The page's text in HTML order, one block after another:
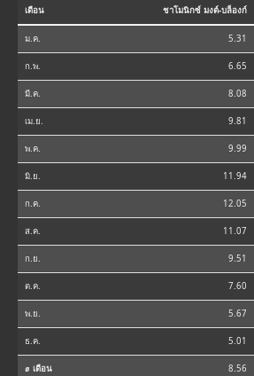
เดือน ชาโมนิกซ์ มงต์-บล็องก์
ม.ค. 5.31
ก.พ. 6.65
มี.ค. 8.08
เม.ย. 9.81
พ.ค. 9.99
มิ.ย. 11.94
ก.ค. 12.05
ส.ค. 11.07
ก.ย. 9.51
ต.ค. 7.60
พ.ย. 5.67
ธ.ค. 5.01
⌀ เดือน 8.56